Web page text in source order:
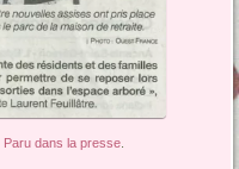
Paru dans la presse